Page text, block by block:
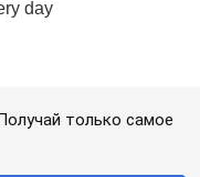
только самое